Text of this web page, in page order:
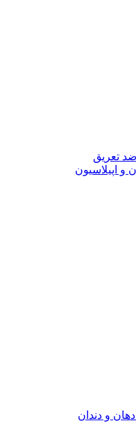
تعریق
و اپیلاسیون
و دندان